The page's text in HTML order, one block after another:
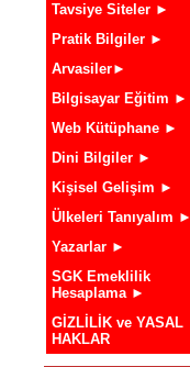
Tavsiye Siteler ►
Pratik Bilgiler ►
Arvasiler►
Bilgisayar Eğitim ►
Web Kütüphane ►
Dini Bilgiler ►
Kişisel Gelişim ►
Ülkeleri Tanıyalım ►
Yazarlar ►
SGK Emeklilik
Hesaplama ►
GİZLİLİK ve YASAL
HAKLAR